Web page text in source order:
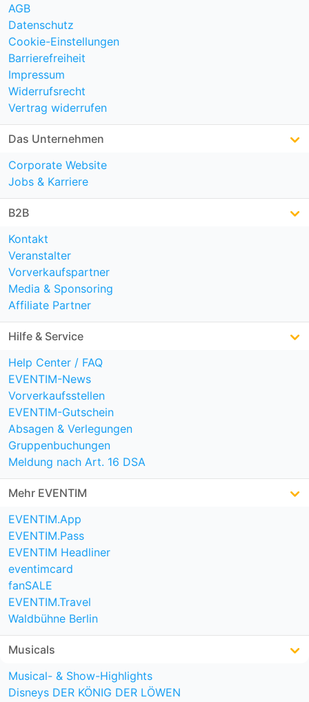
AGB
Datenschutz
Cookie-Einstellungen
Barrierefreiheit
Impressum
Widerrufsrecht
Vertrag widerrufen
Das Unternehmen
Corporate Website
Jobs & Karriere
B2B
Kontakt
Veranstalter
Vorverkaufspartner
Media & Sponsoring
Affiliate Partner
Hilfe & Service
Help Center / FAQ
EVENTIM-News
Vorverkaufsstellen
EVENTIM-Gutschein
Absagen & Verlegungen
Gruppenbuchungen
Meldung nach Art. 16 DSA
Mehr EVENTIM
EVENTIM.App
EVENTIM.Pass
EVENTIM Headliner
eventimcard
fanSALE
EVENTIM.Travel
Waldbühne Berlin
Musicals
Musical- & Show-Highlights
Disneys DER KÖNIG DER LÖWEN